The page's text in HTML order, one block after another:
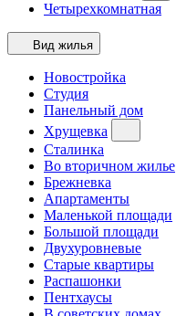
Четырехкомнатная
Вид жилья
Новостройка
Студия
Панельный дом
Хрущевка
Сталинка
Во вторичном жилье
Брежневка
Апартаменты
Маленькой площади
Большой площади
Двухуровневые
Старые квартиры
Распашонки
Пентхаусы